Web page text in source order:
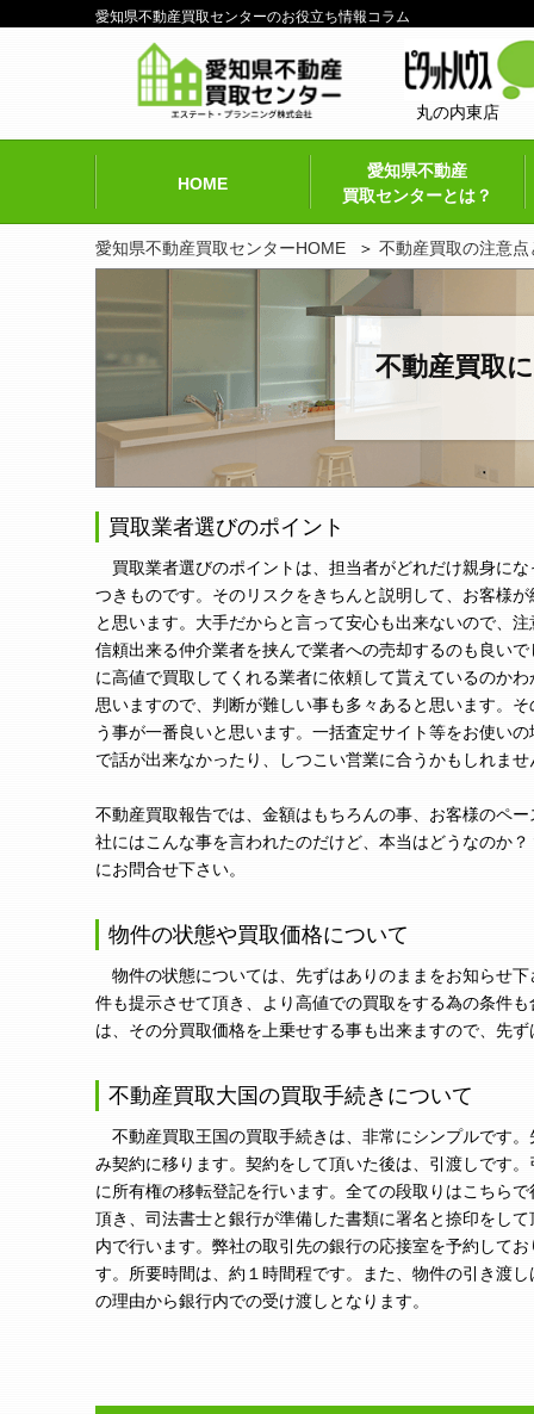
愛知県不動産買取センターのお役立ち情報コラム
丸の内東店
HOME
愛知県不動産
買取センターとは？
愛知県不動産買取センターHOME 不動産買取の注意点
不動産買取
買取業者選びのポイント
買取業者選びのポイントは、担当者がどれだけ親身に
つきものです。そのリスクをきちんと説明して、お客様
と思います。大手だからと言って安心も出来ないので、
信頼出来る仲介業者を挟んで業者への売却するのも良い
に高値で買取してくれる業者に依頼して貰えているのか
思いますので、判断が難しい事も多々あると思います。
う事が一番良いと思います。一括査定サイト等をお使い
で話が出来なかったり、しつこい営業に合うかもしれま
不動産買取報告では、金額はもちろんの事、お客様のペ
社にはこんな事を言われたのだけど、本当はどうなのか
にお問合せ下さい。
物件の状態や買取価格について
物件の状態については、先ずはありのままをお知らせ
件も提示させて頂き、より高値での買取をする為の条件
は、その分買取価格を上乗せする事も出来ますので、先
不動産買取大国の買取手続きについて
不動産買取王国の買取手続きは、非常にシンプルです
み契約に移ります。契約をして頂いた後は、引渡しです
に所有権の移転登記を行います。全ての段取りはこちら
頂き、司法書士と銀行が準備した書類に署名と捺印をし
内で行います。弊社の取引先の銀行の応接室を予約して
す。所要時間は、約１時間程です。また、物件の引き渡
の理由から銀行内での受け渡しとなります。